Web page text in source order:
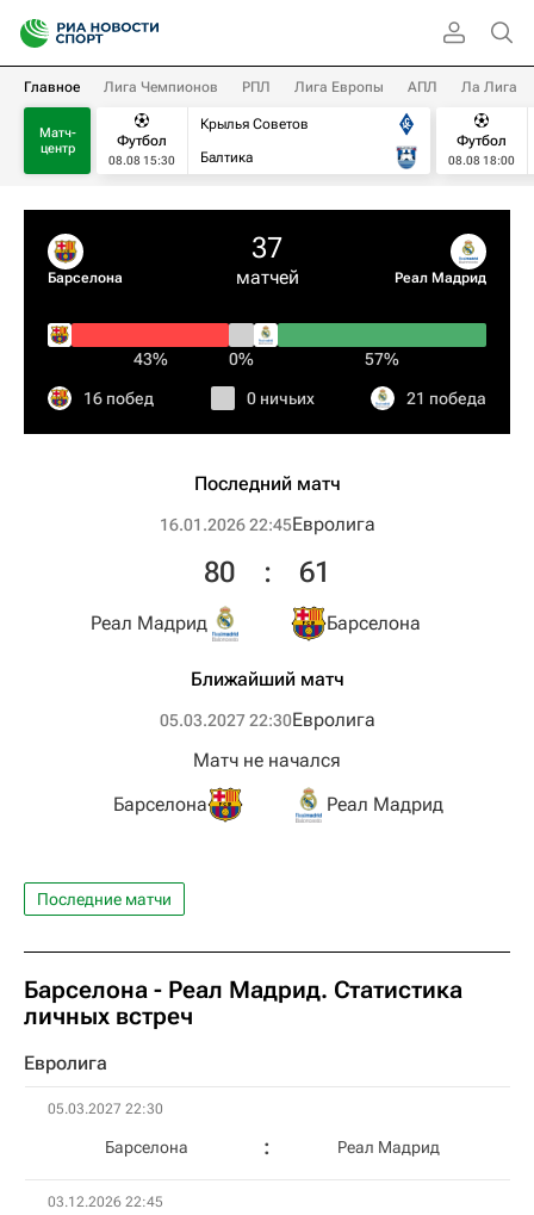
Главное Лига Чемпионов РПЛ Лига Европы АПЛ Ла Лига
Матч-
центр
Футбол
08.08 15:30
Крылья Советов
Балтика
Футбол
08.08 18:00
Барселона
37
матчей Реал Мадрид
43% 0% 57%
16 побед 0 ничьих 21 победа
Последний матч
16.01.2026 22:45Евролига
Реал Мадрид
80 : 61
Барселона
Ближайший матч
05.03.2027 22:30Евролига
Барселона
Матч не начался
Реал Мадрид
Последние матчи
Барселона - Реал Мадрид. Статистика
личных встреч
Евролига
05.03.2027 22:30
Барселона Реал Мадрид
03.12.2026 22:45